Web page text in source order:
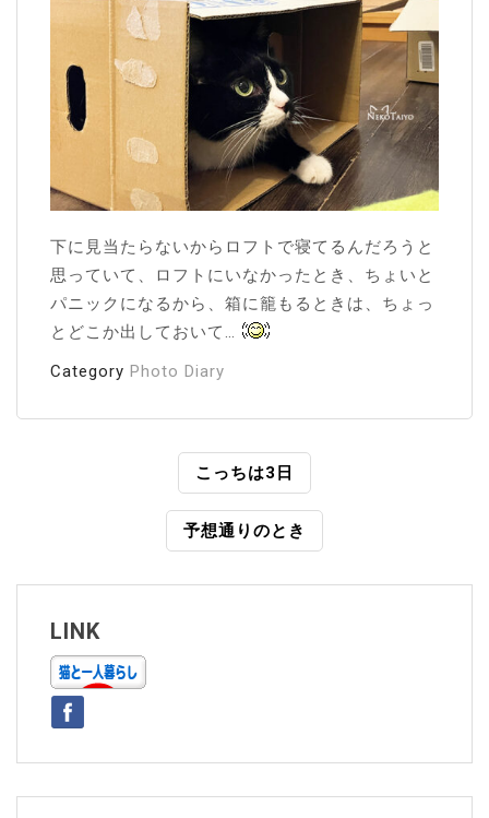
下に見当たらないからロフトで寝てるんだろうと
思っていて、ロフトにいなかったとき、ちょいと
パニックになるから、箱に籠もるときは、ちょっ
とどこか出しておいて…
Category Photo Diary
ビ
ゲ
ー
シ
ョ
ン
こっちは3日
予想通りのとき
LINK